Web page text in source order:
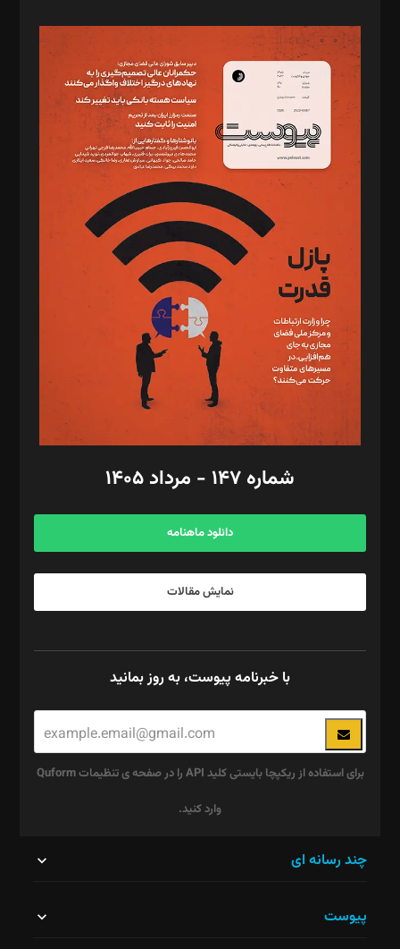
مدیر مسئول: محمدباقر اثنی‌عشری
سردبیر: مهرک محمودی
دبیر تحریریه: میثم قاسمی
د‌بیر ناداستان: سمانه سمیع
د‌بیر خدمت و تجارت: ابوالفضل رجبی
د‌بیر حقوق فناوری: حسام‌الدین ایپکچی
د‌بیر پیوست جهان: مینا پاکدل
د‌بیر تحریریه آنلاین: بابک نقاش
تحریریه‌: مجتبی محمود‌ی، آرش برهمند، یسنا امان‌پور، سروش کرمیان،
مصطفی مسجدی آرانی، ابوالفضل رجبی، زهرا فکرانه، فائزه فتحی
رستمی،مصطفی باستان
ویرایش: نگار استاد‌‌آقا
طراح یونیفرم: مجید توکلی
فیلمبرداری و عکاسی: امیر شفیعی، مانی لطفی زاده
گرافیک و صفحه‌آرایی: سید‌سبحان‌علی ثابت
مد‌یر توسعه تجاری: کامبیز برید‌
امور مالی: شاپور رهبری، محمد‌ کاظمی‌نیا
آگهی و مشترکین: ۰۹۱۹۹۹۹۰۴۵۴
شماره ۱۴۷ - مرداد ۱۴۰۵
دانلود ماهنامه
نمایش مقالات
با خبرنامه پیوست، به روز بمانید
برای استفاده از ریکپچا بایستی کلید API را در صفحه ی تنظیمات Quform
وارد کنید.
نباید
چند رسانه ای
پیوست